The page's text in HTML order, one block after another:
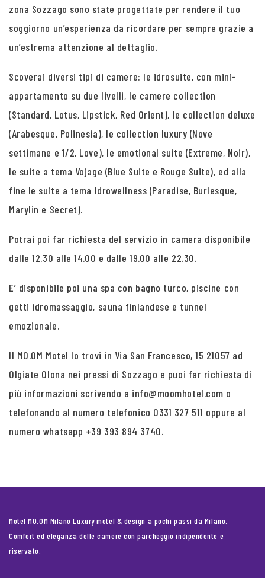
zona Sozzago sono state progettate per rendere il tuo
soggiorno un’esperienza da ricordare per sempre grazie a
un’estrema attenzione al dettaglio.
Scoverai diversi tipi di camere: le idrosuite, con mini-
appartamento su due livelli, le camere collection
(Standard, Lotus, Lipstick, Red Orient), le collection deluxe
(Arabesque, Polinesia), le collection luxury (Nove
settimane e 1/2, Love), le emotional suite (Extreme, Noir),
le suite a tema Vojage (Blue Suite e Rouge Suite), ed alla
fine le suite a tema Idrowellness (Paradise, Burlesque,
Marylin e Secret).
Potrai poi far richiesta del servizio in camera disponibile
dalle 12.30 alle 14.00 e dalle 19.00 alle 22.30.
E’ disponibile poi una spa con bagno turco, piscine con
getti idromassaggio, sauna finlandese e tunnel
emozionale.
Il MO.OM Motel lo trovi in Via San Francesco, 15 21057 ad
Olgiate Olona nei pressi di Sozzago e puoi far richiesta di
più informazioni scrivendo a info@moomhotel.com o
telefonando al numero telefonico 0331 327 511 oppure al
numero whatsapp +39 393 894 3740.
Motel MO.OM Milano Luxury motel & design a pochi passi da Milano.
Comfort ed eleganza delle camere con parcheggio indipendente e
riservato.